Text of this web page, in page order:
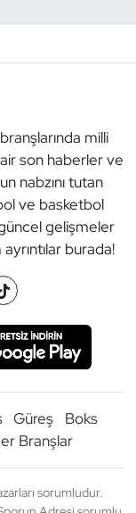
milli
son haberler ve
nabzını tutan
ve basketbol
gelişmeler
burada!
Güreş
Boks
Branşlar
sorumludur.